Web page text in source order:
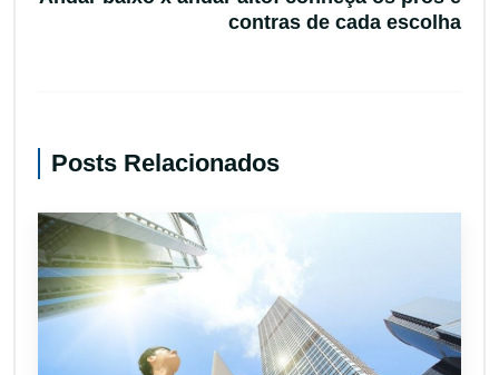
contras de cada escolha
Posts Relacionados